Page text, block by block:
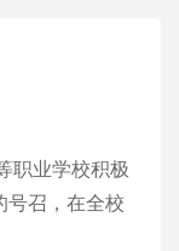
职业学校积极
号召，在全校